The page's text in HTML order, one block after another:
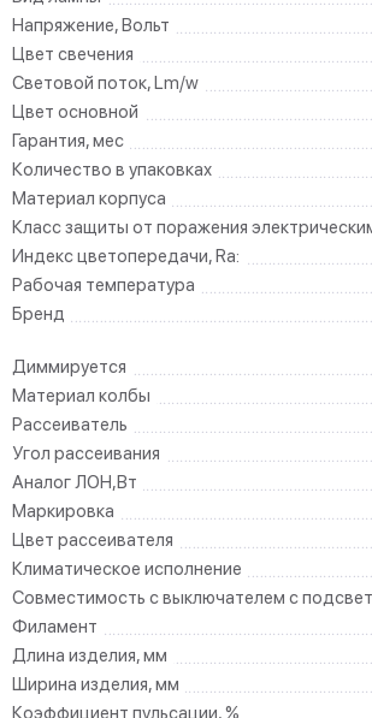
Напряжение, Вольт
Цвет свечения
Световой поток, Lm/w
Цвет основной
Гарантия, мес
Количество в упаковках
Материал корпуса
Класс защиты от поражения
Индекс цветопередачи, Ra:
Рабочая температура
Бренд
Диммируется
Материал колбы
Рассеиватель
Угол рассеивания
Аналог ЛОН,Вт
Маркировка
Цвет рассеивателя
Климатическое исполнение
Совместимость с выключателем с
Филамент
Длина изделия, мм
Ширина изделия, мм
Коэффициент пульсации, %